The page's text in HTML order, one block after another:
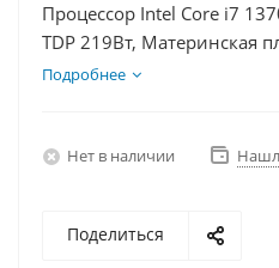
Процессор Intel Core i7
TDP 219Вт, Материнская
D5, Видеокарта RTX 5070
Подробнее
Нет в наличии
Поделиться